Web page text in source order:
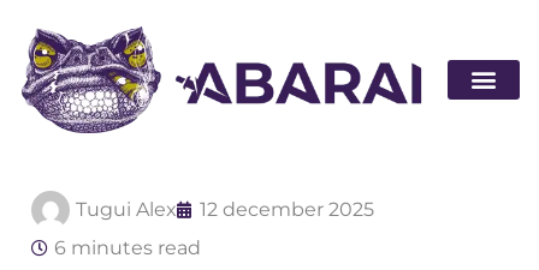
Tugui Alex
12 december 2025
6 minutes read